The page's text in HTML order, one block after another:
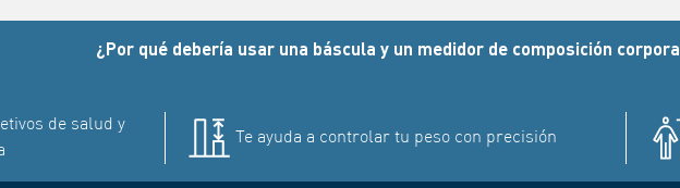
¿Por qué debería usar una báscula y un medidor de composición
de salud y
Te ayuda a controlar tu peso con precisión